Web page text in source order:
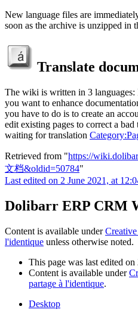
New language files are
soon as the archive is unzipped in
Translate
The wiki is written in 3
you want to enhance
you have to do is to create an
edit existing pages to correct a bad
waiting for translation
Retrieved from "https://
文档&oldid=50784"
Last edited on 2 June 2021, at
Dolibarr ERP CRM
Content is available under
l'identique unless otherwise noted.
This page was last edited
Content is available under
partage à l'identique.
Desktop